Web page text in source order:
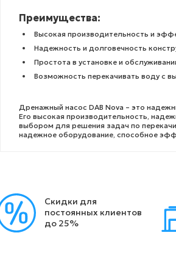
Преимущества:
Высокая производительность и
Надежность и долговечность
Простота в установке и
Возможность перекачивать воду с
Дренажный насос DAB Nova – это
Его высокая производительность,
выбором для решения задач по
надежное оборудование, способное
Скидки для
постоянных клиентов
до 25%